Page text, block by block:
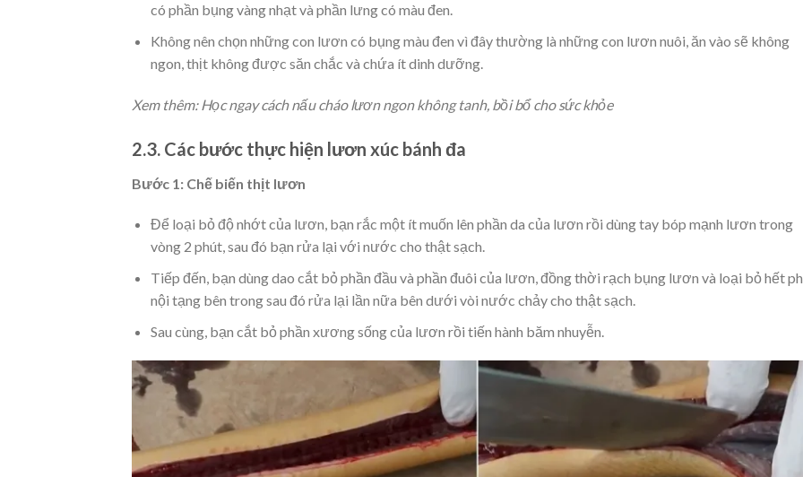
có phần bụng vàng nhạt và phần lưng có màu đen.
Không nên chọn những con lươn có bụng màu đen vì đây thường là những con lươn nuôi, ăn vào sẽ không
ngon, thịt không được săn chắc và chứa ít dinh dưỡng.
Xem thêm: Học ngay cách nấu cháo lươn ngon không tanh, bồi bổ cho sức khỏe
2.3. Các bước thực hiện lươn xúc bánh đa
Bước 1: Chế biến thịt lươn
Để loại bỏ độ nhớt của lươn, bạn rắc một ít muốn lên phần da của lươn rồi dùng tay bóp mạnh lươn trong
vòng 2 phút, sau đó bạn rửa lại với nước cho thật sạch.
Tiếp đến, bạn dùng dao cắt bỏ phần đầu và phần đuôi của lươn, đồng thời rạch bụng lươn và loại bỏ hết
nội tạng bên trong sau đó rửa lại lần nữa bên dưới vòi nước chảy cho thật sạch.
Sau cùng, bạn cắt bỏ phần xương sống của lươn rồi tiến hành băm nhuyễn.